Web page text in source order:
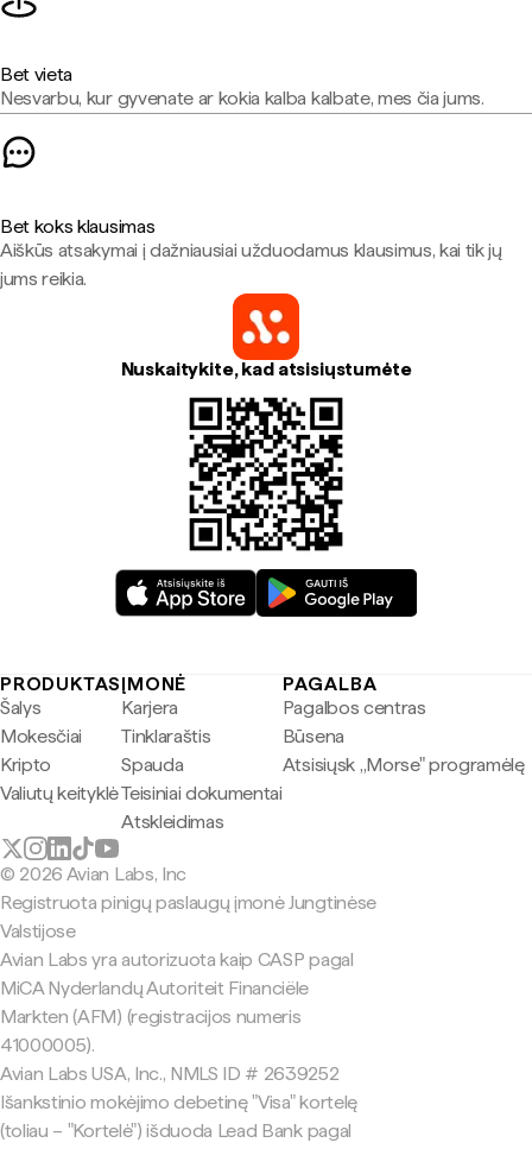
Bet vieta
Nesvarbu, kur gyvenate ar kokia kalba kalbate, mes čia jums.
Bet koks klausimas
Aiškūs atsakymai į dažniausiai užduodamus klausimus, kai tik jų
jums reikia.
Nuskaitykite, kad atsisiųstumėte
PRODUKTAS
Šalys
Mokesčiai
Kripto
Valiutų keityklė
ĮMONĖ
Karjera
Tinklaraštis
Spauda
Teisiniai dokumentai
Atskleidimas
PAGALBA
Pagalbos centras
Būsena
Atsisiųsk „Morse" programėlę
© 2026 Avian Labs, Inc
Registruota pinigų paslaugų įmonė Jungtinėse
Valstijose
Avian Labs yra autorizuota kaip CASP pagal
MiCA Nyderlandų Autoriteit Financiële
Markten (AFM) (registracijos numeris
41000005).
Avian Labs USA, Inc., NMLS ID # 2639252
Išankstinio mokėjimo debetinę "Visa" kortelę
(toliau – "Kortelė") išduoda Lead Bank pagal